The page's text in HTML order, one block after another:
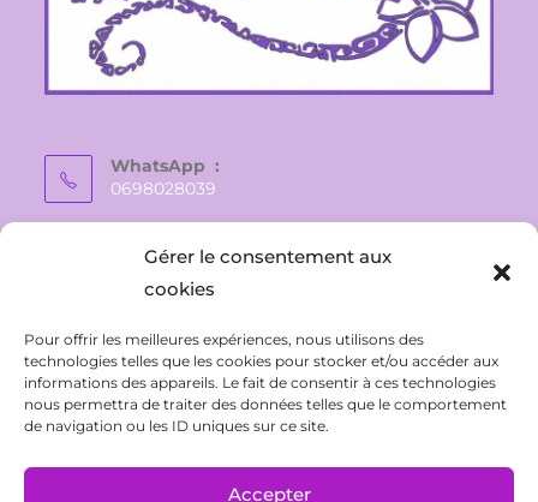
Gérer le consentement aux
cookies
Pour offrir les meilleures expériences, nous utilisons des
technologies telles que les cookies pour stocker et/ou accéder aux
informations des appareils. Le fait de consentir à ces technologies
nous permettra de traiter des données telles que le comportement
de navigation ou les ID uniques sur ce site.
Accepter
WhatsApp :
0698028039
vaite.e.tiare@gmail.com